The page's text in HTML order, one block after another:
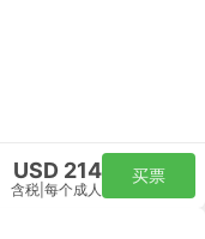
USD 214
含税 每个成人
买票